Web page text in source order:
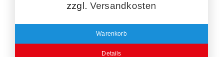
zzgl. Versandkosten
Warenkorb
Details